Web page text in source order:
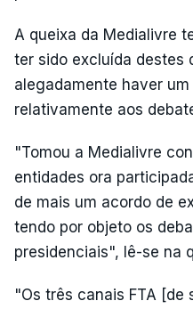
A queixa da Medialivre
ter sido excluída destes
alegadamente haver
relativamente aos
"Tomou a Medialivre
entidades ora
de mais um acordo de
tendo por objeto os
presidenciais", lê-se na
"Os três canais FTA [de